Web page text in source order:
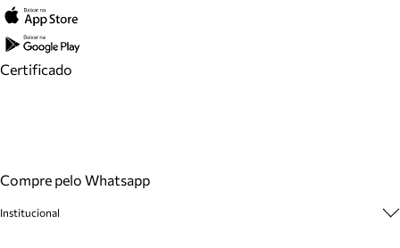
Certificado
Compre pelo Whatsapp
Institucional